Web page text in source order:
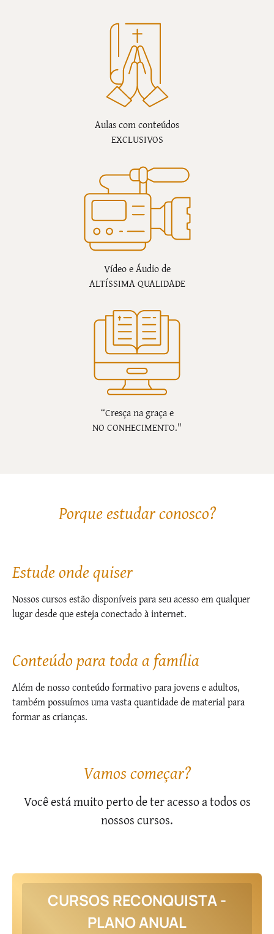
Aulas com conteúdos
EXCLUSIVOS
Vídeo e Áudio de
ALTÍSSIMA QUALIDADE
“Cresça na graça e
NO CONHECIMENTO."
Porque estudar conosco?
Estude onde quiser
Nossos cursos estão disponíveis para seu acesso em qualquer
lugar desde que esteja conectado à internet.
Conteúdo para toda a família
Além de nosso conteúdo formativo para jovens e adultos,
também possuímos uma vasta quantidade de material para
formar as crianças.
Vamos começar?
Você está muito perto de ter acesso a todos os
nossos cursos.
CURSOS RECONQUISTA -
PLANO ANUAL